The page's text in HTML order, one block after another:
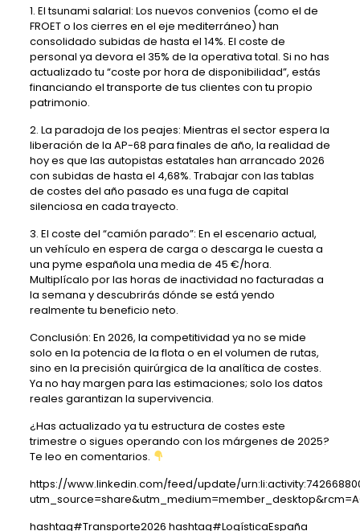
1. El tsunami salarial: Los nuevos convenios (como el de
FROET o los cierres en el eje mediterráneo) han
consolidado subidas de hasta el 14%. El coste de
personal ya devora el 35% de la operativa total. Si no has
actualizado tu “coste por hora de disponibilidad”, estás
financiando el transporte de tus clientes con tu propio
patrimonio.
2. La paradoja de los peajes: Mientras el sector espera la
liberación de la AP-68 para finales de año, la realidad de
hoy es que las autopistas estatales han arrancado 2026
con subidas de hasta el 4,68%. Trabajar con las tablas
de costes del año pasado es una fuga de capital
silenciosa en cada trayecto.
3. El coste del “camión parado”: En el escenario actual,
un vehículo en espera de carga o descarga le cuesta a
una pyme española una media de 45 €/hora.
Multiplícalo por las horas de inactividad no facturadas a
la semana y descubrirás dónde se está yendo
realmente tu beneficio neto.
Conclusión: En 2026, la competitividad ya no se mide
solo en la potencia de la flota o en el volumen de rutas,
sino en la precisión quirúrgica de la analítica de costes.
Ya no hay margen para las estimaciones; solo los datos
reales garantizan la supervivencia.
¿Has actualizado ya tu estructura de costes este
trimestre o sigues operando con los márgenes de 2025?
Te leo en comentarios.
https://www.linkedin.com/feed/update/
hashtag#Transporte2026 hashtag#LogísticaEspaña